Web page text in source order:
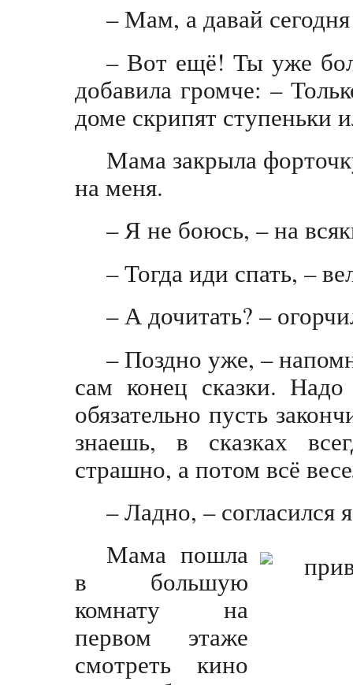
– Мам, а давай
– Вот ещё! Ты уже
добавила громче: –
доме скрипят ступеньки
Мама закрыла
на меня.
– Я не боюсь, – на
– Тогда иди спать, –
– А дочитать? –
– Поздно уже, –
сам конец сказки. Надо
обязательно пусть
знаешь, в сказках
страшно, а потом всё
– Ладно, –
Мама пошла
в большую
комнату на
первом этаже
смотреть кино